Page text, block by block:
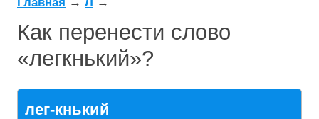
Как перенести слово
«легкнький»?
лег-кнький